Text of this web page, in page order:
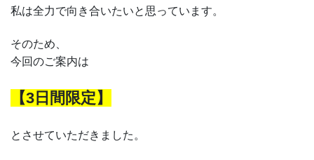
私は全力で向き合いたいと思っています。
そのため、
今回のご案内は
【3日間限定】
とさせていただきました。